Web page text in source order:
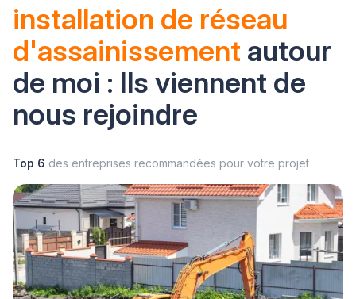
installation de réseau
d'assainissement autour
de moi : Ils viennent de
nous rejoindre
Top 6 des entreprises recommandées pour votre projet